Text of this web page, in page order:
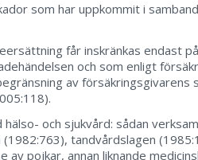
som har uppkommit i
får inskränkas endast
och som enligt
av försäkringsgivarens
hälso- och sjukvård: sådan
tandvårdslagen
av pojkar, annan liknande